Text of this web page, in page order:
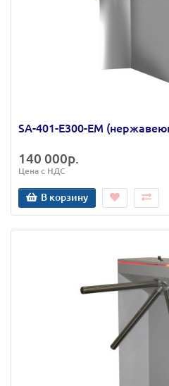
SA-401-Е300-ЕМ
140 000р.
Цена с НДС
В корзину